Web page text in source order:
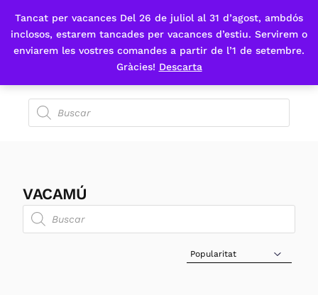
Tancat per vacances Del 26 de juliol al 31 d’agost, ambdós
inclosos, estarem tancades per vacances d’estiu. Servirem o
enviarem les vostres comandes a partir de l’1 de setembre.
Gràcies! Descarta
Fes-te'n sòcia
VACAMÚ
Sort Products